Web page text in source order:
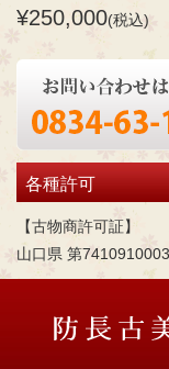
¥250,000(税込)
各種許可
【古物商許可証】
山口県 第